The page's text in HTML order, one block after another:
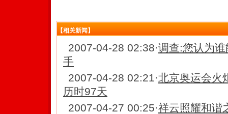
【相关新闻】
2007-04-28 02:38·调查:您认为
手
2007-04-28 02:21·北京奥运会火
历时97天
2007-04-27 00:25·祥云照耀和谐